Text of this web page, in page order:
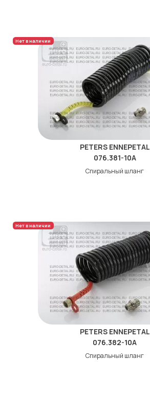
Нет в наличии
PETERS ENNEPETAL
076.381-10A
Спиральный шланг
Нет в наличии
PETERS ENNEPETAL
076.382-10A
Спиральный шланг